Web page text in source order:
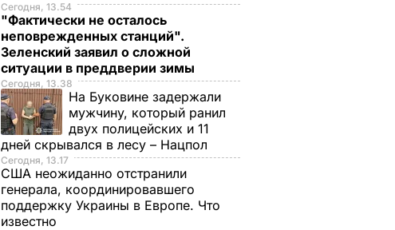
Сегодня, 13.54
"Фактически не осталось
неповрежденных станций".
Зеленский заявил о сложной
ситуации в преддверии зимы
Сегодня, 13.38
На Буковине задержали
мужчину, который ранил
двух полицейских и 11
дней скрывался в лесу – Нацпол
Сегодня, 13.17
США неожиданно отстранили
генерала, координировавшего
поддержку Украины в Европе. Что
известно